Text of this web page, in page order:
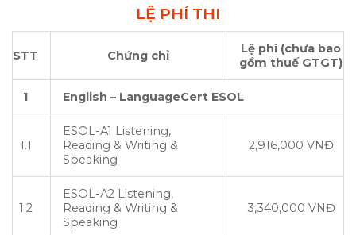
LỆ PHÍ THI
STT Chứng chỉ
Lệ phí (chưa bao
gồm thuế GTGT)
1 English – LanguageCert ESOL
1.1
ESOL-A1 Listening,
Reading & Writing &
Speaking
2,916,000 VNĐ
1.2
ESOL-A2 Listening,
Reading & Writing &
Speaking
3,340,000 VNĐ